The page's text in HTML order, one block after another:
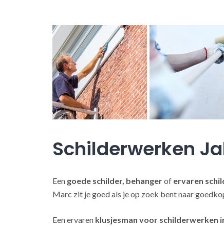
Schilderwerken
Een goede schilder, behangerof ervaren
Marc zit je goed als je op zoek bent naar
Een ervaren klusjesman voor schilderwerken